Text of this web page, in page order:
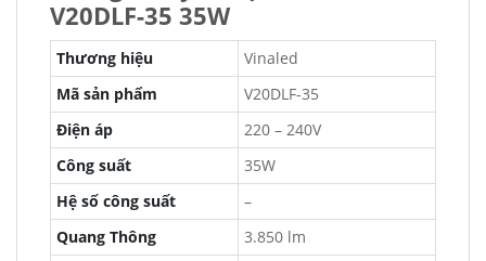
V20DLF-35 35W
Thương hiệu
Vinaled
Mã sản phẩm
V20DLF-35
Điện áp
220 – 240V
Công suất
35W
Hệ số công suất
–
Quang Thông
3.850 lm